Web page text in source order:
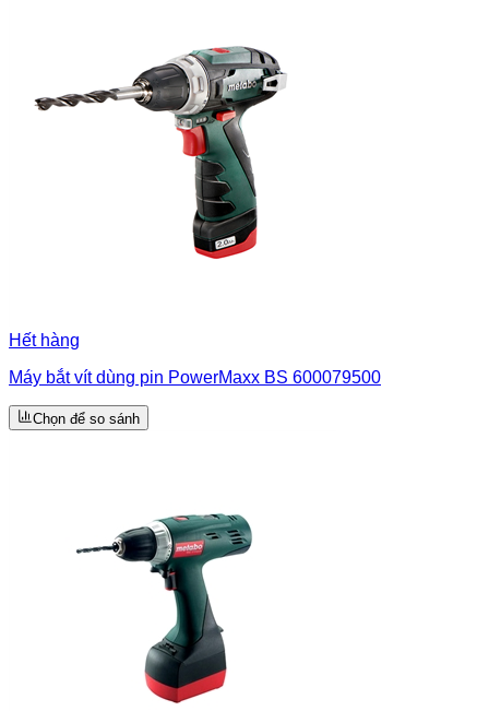
Hết hàng
Máy bắt vít dùng pin PowerMaxx BS 600079500
Chọn để so sánh